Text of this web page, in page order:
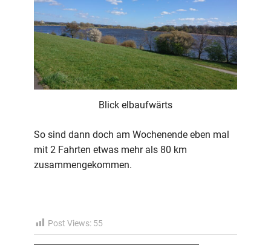
Blick elbaufwärts
So sind dann doch am Wochenende eben mal
mit 2 Fahrten etwas mehr als 80 km
zusammengekommen.
Post Views: 55